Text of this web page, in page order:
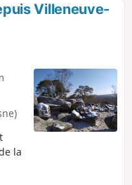
Villeneuve-
la